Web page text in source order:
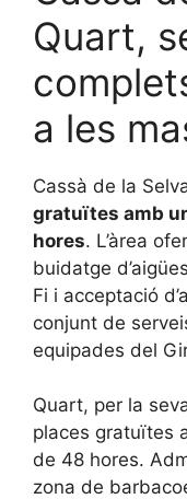
Quart,
a les
Cassà de la
gratuïtes amb
hores. L’àrea
buidatge
Fi i acceptació
conjunt de
equipades del
Quart, per la
places gratuïtes
de 48 hores.
zona de